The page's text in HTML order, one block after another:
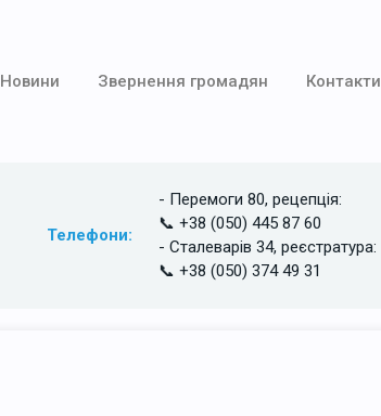
Новини Звернення громадян Контакти
Телефони:
- Перемоги 80, рецепція:
📞 +38 (050) 445 87 60
- Сталеварів 34, реєстратура:
📞 +38 (050) 374 49 31